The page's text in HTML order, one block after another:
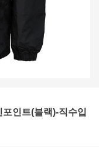
인트(블랙)-직수입